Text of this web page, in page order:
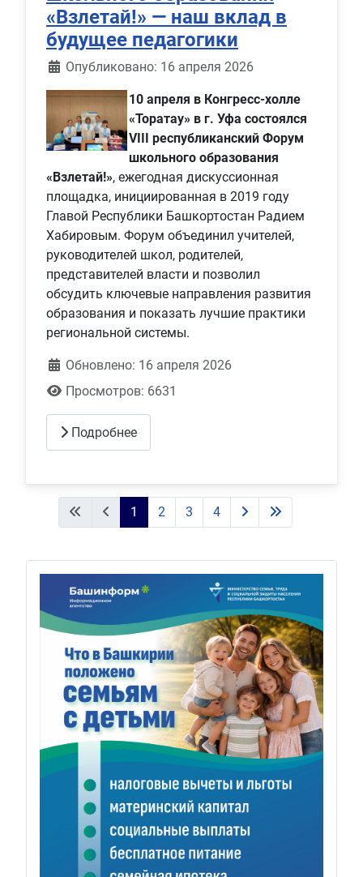
«Взлетай!» — наш вклад в
будущее педагогики
Информация о материале
Опубликовано: 16 апреля 2026
10 апреля в Конгресс‑холле
«Торатау» в г. Уфа состоялся
VIII республиканский Форум
школьного образования
«Взлетай!», ежегодная дискуссионная
площадка, инициированная в 2019 году
Главой Республики Башкортостан Радием
Хабировым. Форум объединил учителей,
руководителей школ, родителей,
представителей власти и позволил
обсудить ключевые направления развития
образования и показать лучшие практики
региональной системы.
Обновлено: 16 апреля 2026
Просмотров: 6631
Подробнее
1 2 3 4